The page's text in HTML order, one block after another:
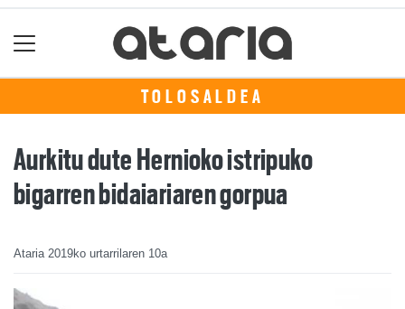
TOLOSALDEA
Aurkitu dute Hernioko istripuko
bigarren bidaiariaren gorpua
Ataria 2019ko urtarrilaren 10a